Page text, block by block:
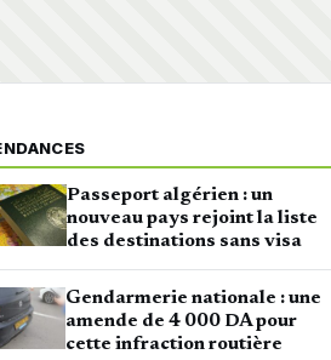
Passeport algérien : un
nouveau pays rejoint la liste
des destinations sans visa
Gendarmerie nationale : une
amende de 4 000 DA pour
cette infraction routière